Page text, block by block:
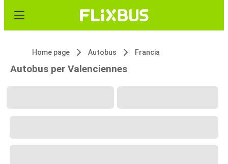
Home page Autobus Francia
Autobus per Valenciennes